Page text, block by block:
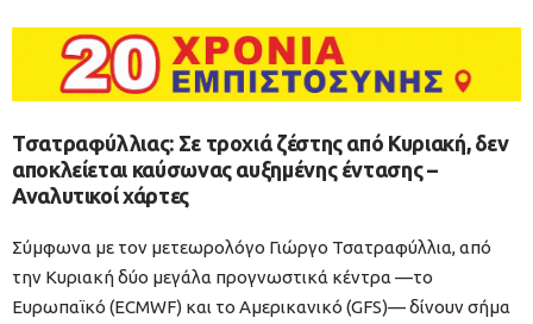
Τσατραφύλλιας: Σε τροχιά ζέστης από Κυριακή, δεν
αποκλείεται καύσωνας αυξημένης έντασης –
Αναλυτικοί χάρτες
Σύμφωνα με τον μετεωρολόγο Γιώργο Τσατραφύλλια, από
την Κυριακή δύο μεγάλα προγνωστικά κέντρα —το
Ευρωπαϊκό (ECMWF) και το Αμερικανικό (GFS)— δίνουν σήμα